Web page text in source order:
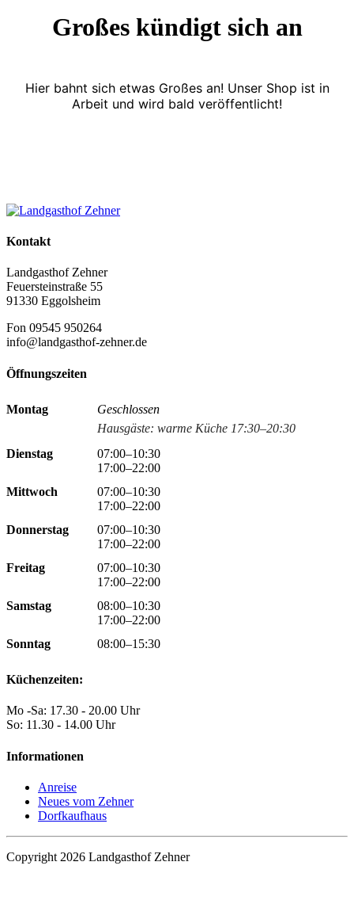
Großes kündigt sich an
Hier bahnt sich etwas Großes an! Unser Shop ist in
Arbeit und wird bald veröffentlicht!
Kontakt
Landgasthof Zehner
Feuersteinstraße 55
91330 Eggolsheim
Fon 09545 950264
info@landgasthof-zehner.de
Öffnungszeiten
Montag
Geschlossen
Hausgäste: warme Küche 17:30–20:30
Dienstag
07:00–10:30
17:00–22:00
Mittwoch
07:00–10:30
17:00–22:00
Donnerstag
07:00–10:30
17:00–22:00
Freitag
07:00–10:30
17:00–22:00
Samstag
08:00–10:30
17:00–22:00
Sonntag
08:00–15:30
Küchenzeiten:
Mo -Sa: 17.30 - 20.00 Uhr
So: 11.30 - 14.00 Uhr
Informationen
Anreise
Neues vom Zehner
Dorfkaufhaus
Copyright 2026 Landgasthof Zehner